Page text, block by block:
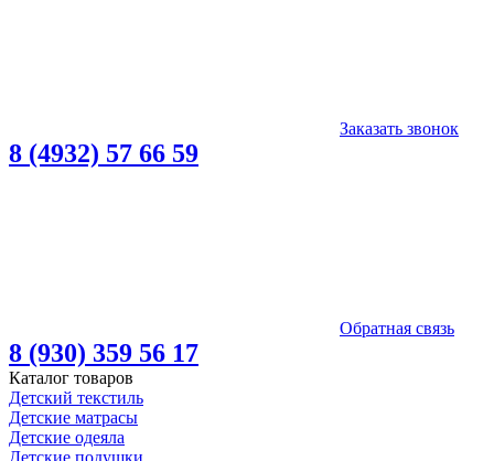
Заказать звонок
8 (4932) 57 66 59
Обратная связь
8 (930) 359 56 17
Каталог товаров
Детский текстиль
Детские матрасы
Детские одеяла
Детские подушки